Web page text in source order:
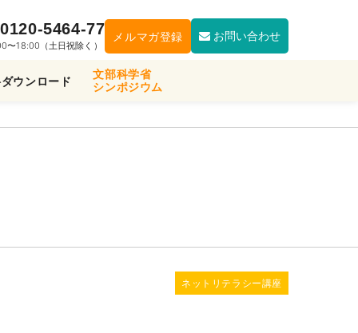
5464-77
〜18:00（土日祝除く）
メルマガ登録 お問い合わせ
ウンロード
文部科学省
シンポジウム
ネットリテラシー講座